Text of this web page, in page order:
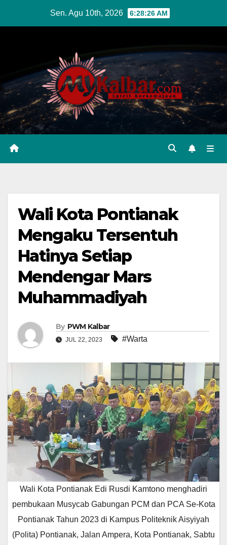
Sen. Agu 10th, 2026 6:28:27 AM
Wali Kota Pontianak
Mengaku Tersentuh
Hatinya Setiap
Mendengar Mars
Muhammadiyah
By PWM Kalbar
JUL 22, 2023 #Warta
Wali Kota Pontianak Edi Rusdi Kamtono menghadiri
pembukaan Musycab Gabungan PCM dan PCA Se-Kota
Pontianak Tahun 2023 di Kampus Politeknik Aisyiyah
(Polita) Pontianak, Jalan Ampera, Kota Pontianak, Sabtu